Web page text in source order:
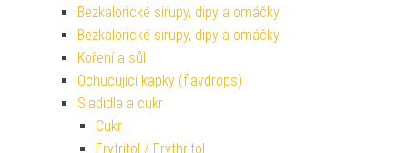
Bezkalorické sirupy, dipy a omáčky
Bezkalorické sirupy, dipy a omáčky
Koření a sůl
Ochucující kapky (flavdrops)
Sladidla a cukr
Cukr
Erytritol / Erythritol